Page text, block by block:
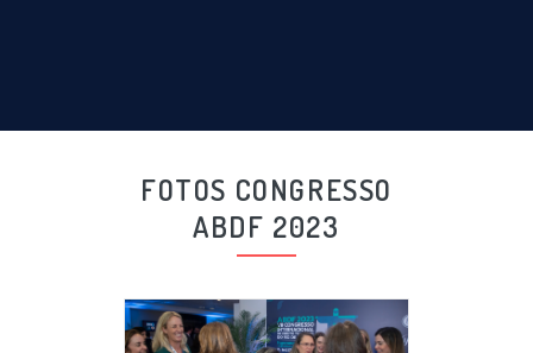
FOTOS CONGRESSO
ABDF 2023